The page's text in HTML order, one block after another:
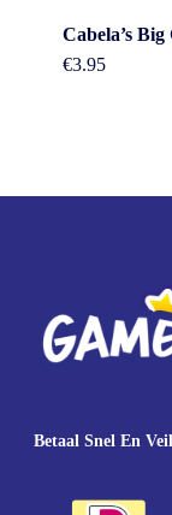
Cabela’s
€3.95
Betaal Snel En